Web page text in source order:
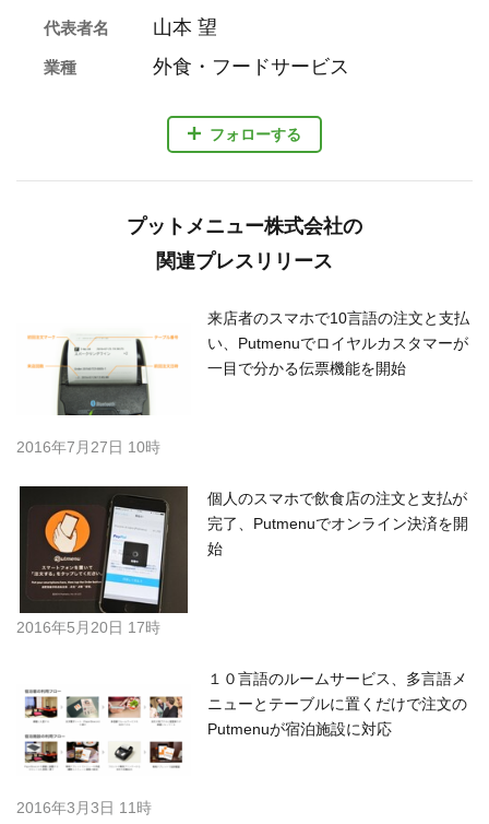
フォローする
代表者名 山本 望
業種 外食・フードサービス
プットメニュー株式会社の
関連プレスリリース
来店者のスマホで10言語の注文と支払
い、Putmenuでロイヤルカスタマーが
一目で分かる伝票機能を開始
2016年7月27日 10時
個人のスマホで飲食店の注文と支払が
完了、Putmenuでオンライン決済を開
始
2016年5月20日 17時
１０言語のルームサービス、多言語メ
ニューとテーブルに置くだけで注文の
Putmenuが宿泊施設に対応
2016年3月3日 11時